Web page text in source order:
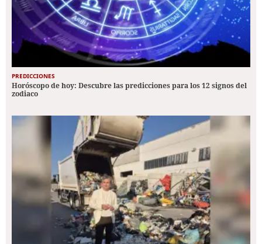
PREDICCIONES
Horóscopo de hoy: Descubre las predicciones para los 12 signos del
zodiaco